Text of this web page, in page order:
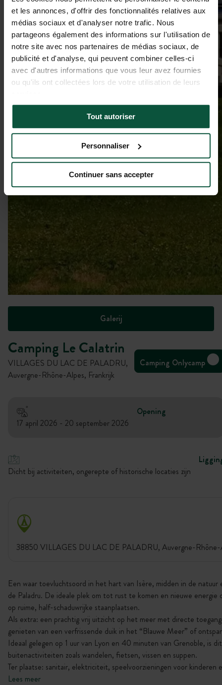
et les annonces, d'offrir des fonctionnalités relatives aux
médias sociaux et d'analyser notre trafic. Nous
partageons également des informations sur l'utilisation de
notre site avec nos partenaires de médias sociaux, de
publicité et d'analyse, qui peuvent combiner celles-ci
avec d'autres informations que vous leur avez fournies
ou qu'ils ont collectées lors de votre utilisation de leurs
Tout autoriser
Personnaliser
Continuer sans accepter
Galerij
Camping Le Calatrin
VILLAGES DU LAC DE PALADRU,
Auvergne-Rhône-Alpes, Frankrijk
Camping Onlycamp
Opening
17 april 2026 - 20 september 2026
Dicht bij activiteiten, ongerepte of historische locaties zijn
38850 VILLAGES DU LAC DE PALADRU, Auvergne-Rhône-
Een waar toevluchtsoord in het hart van Isère, midden in de natuur
de Paladru. De ideale plek om tot rust te komen en nieuwe
op ruime, half-schaduwrijke staanplaatsen.
Als extra: een prachtig vrij uitzicht op het meer met directe
genieten van een verfrissende duik in het “Blauwe Meer” of
Ideaal gelegen op 1 uur van Lyon en 40 minuten van Grenoble, is
buitenactiviteiten zoals wandelen, fietsen, vissen en suppen.
Ter plaatse: sanitair, elektriciteit, speelvoorzieningen voor kinderen
Lees meer